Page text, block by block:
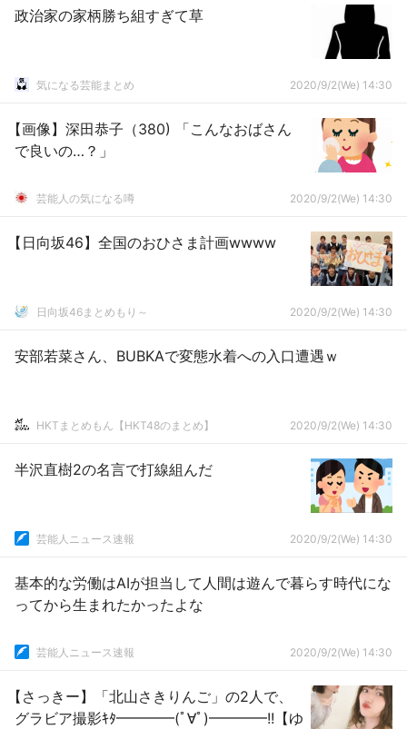
政治家の家柄勝ち組すぎて草
気になる芸能まとめ 2020/9/2(We) 14:30
【画像】深田恭子（380) 「こんなおばさん
で良いの…？」
芸能人の気になる噂 2020/9/2(We) 14:30
【日向坂46】全国のおひさま計画wwww
日向坂46まとめもり～ 2020/9/2(We) 14:30
安部若菜さん、BUBKAで変態水着への入口遭遇ｗ
HKTまとめもん【HKT48のまとめ】 2020/9/2(We) 14:30
半沢直樹2の名言で打線組んだ
芸能人ニュース速報 2020/9/2(We) 14:30
基本的な労働はAIが担当して人間は遊んで暮らす時代にな
ってから生まれたかったよな
芸能人ニュース速報 2020/9/2(We) 14:30
【さっきー】「北山さきりんご」の2人で、
グラビア撮影ｷﾀ━━━━(ﾟ∀ﾟ)━━━━!!【ゆ